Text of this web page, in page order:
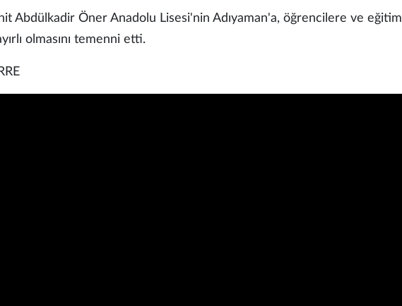
Abdülkadir Öner Anadolu Lisesi'nin Adıyaman'a, öğrencilere ve eğitim
olmasını temenni etti.